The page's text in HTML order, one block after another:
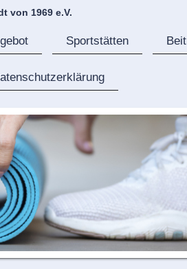
von 1969 e.V.
Sportstätten